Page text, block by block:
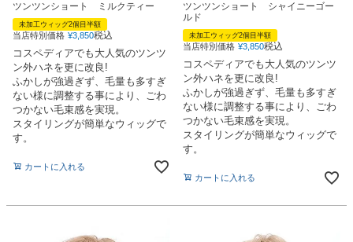
ツンツンショート ミルクティー
未加工ウィッグ2個目半額
当店特別価格 ¥3,850税込
コスペディアでも大人気のツンツ
ン外ハネを更に改良!
ふかしが強過ぎず、毛量も多すぎ
ない様に調整する事により、ごわ
つかない毛束感を実現。
スタイリングが簡単なウィッグで
す。
カートに入れる
ツンツンショート シャイニーゴー
ルド
未加工ウィッグ2個目半額
当店特別価格 ¥3,850税込
コスペディアでも大人気のツンツ
ン外ハネを更に改良!
ふかしが強過ぎず、毛量も多すぎ
ない様に調整する事により、ごわ
つかない毛束感を実現。
スタイリングが簡単なウィッグで
す。
カートに入れる